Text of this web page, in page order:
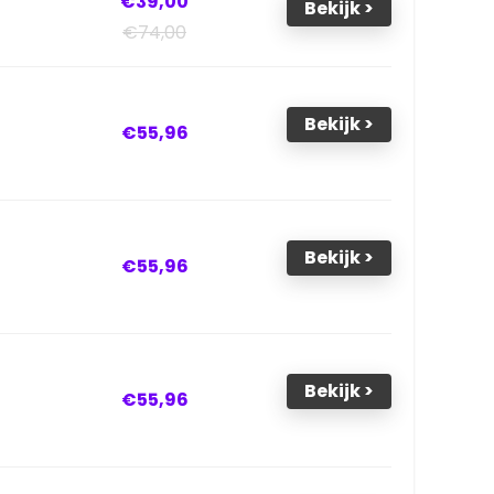
€74,00
Bekijk >
€55,96 Bekijk >
€55,96 Bekijk >
€55,96 Bekijk >